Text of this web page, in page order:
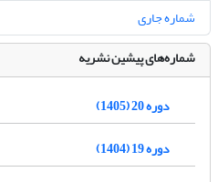
شماره جاری
شماره‌های پیشین نشریه
دوره 20 (1405)
دوره 19 (1404)